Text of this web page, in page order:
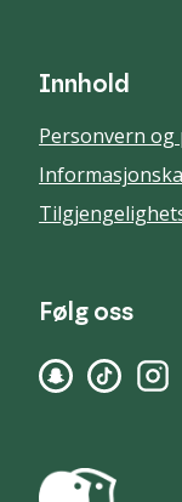
Innhold
Personvern
Følg oss